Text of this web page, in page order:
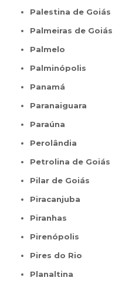
Palestina de Goiás
Palmeiras de Goiás
Palmelo
Palminópolis
Panamá
Paranaiguara
Paraúna
Perolândia
Petrolina de Goiás
Pilar de Goiás
Piracanjuba
Piranhas
Pirenópolis
Pires do Rio
Planaltina